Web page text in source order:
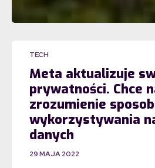
TECH
Meta aktualizuje
prywatności. Chce
zrozumienie
wykorzystywania
danych
29 MAJA 2022